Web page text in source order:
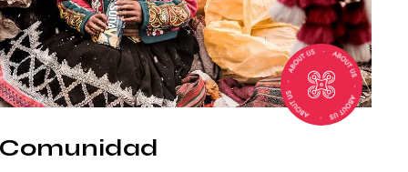
Comunidad